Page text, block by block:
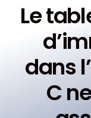
Le
dans
C